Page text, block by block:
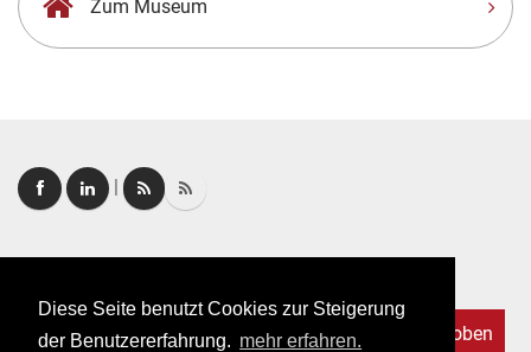
Diese Seite benutzt Cookies zur Steigerung
der Benutzererfahrung. mehr erfahren.
Zum Museum
Nach oben